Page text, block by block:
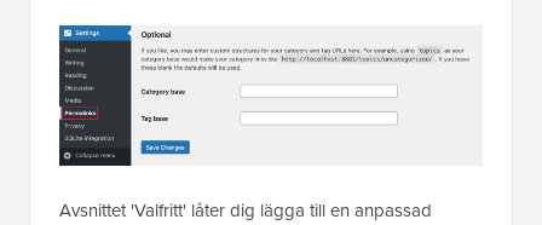
Avsnittet 'Valfritt' låter dig lägga till en anpassad